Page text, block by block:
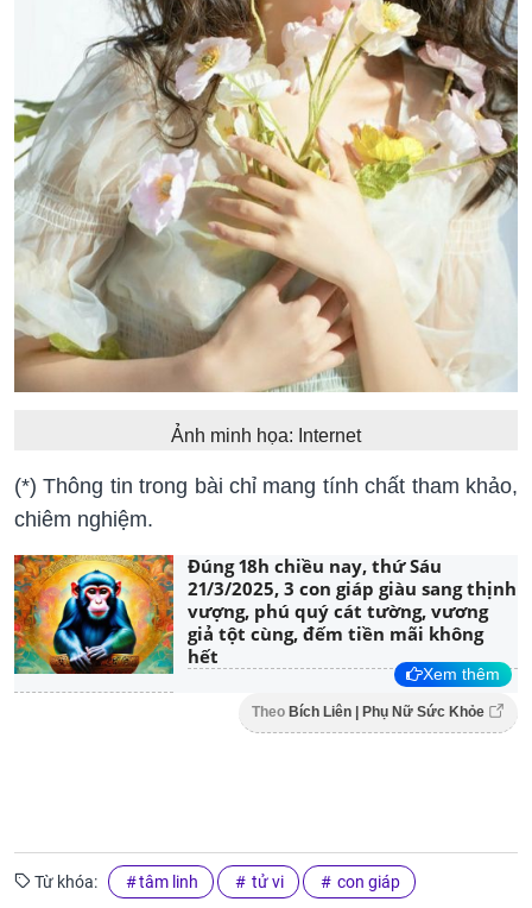
Ảnh minh họa: Internet
(*) Thông tin trong bài chỉ mang tính chất tham khảo,
chiêm nghiệm.
Đúng 18h chiều nay, thứ Sáu
21/3/2025, 3 con giáp giàu sang thịnh
vượng, phú quý cát tường, vương
giả tột cùng, đếm tiền mãi không
hết
Xem thêm
Theo Bích Liên | Phụ Nữ Sức Khỏe
Từ khóa: tâm linh tử vi con giáp